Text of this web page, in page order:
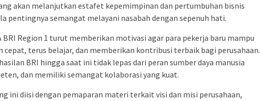
akan melanjutkan estafet kepemimpinan dan pertumbuhan bisnis
pentingnya semangat melayani nasabah dengan sepenuh hati.
BRI Region 1 turut memberikan motivasi agar para pekerja baru mampu
cepat, terus belajar, dan memberikan kontribusi terbaik bagi perusahaan.
BRI hingga saat ini tidak lepas dari peran sumber daya manusia
dan memiliki semangat kolaborasi yang kuat.
ini diisi dengan pemaparan materi terkait visi dan misi perusahaan,